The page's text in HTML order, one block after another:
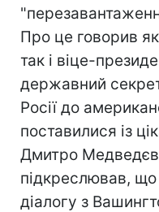
Про це говорив
так і віце-
державний
Росії до
поставилися із
Дмитро
підкреслював,
діалогу з